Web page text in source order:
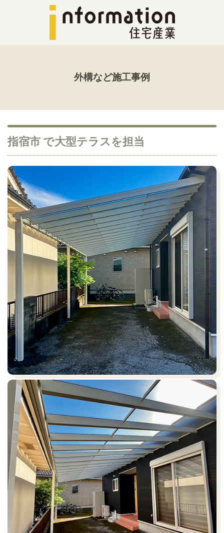
外構など施工事例
指宿市 で大型テラスを担当